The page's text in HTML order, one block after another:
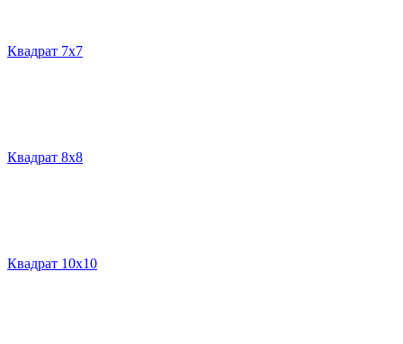
Квадрат 7х7
Квадрат 8х8
Квадрат 10х10